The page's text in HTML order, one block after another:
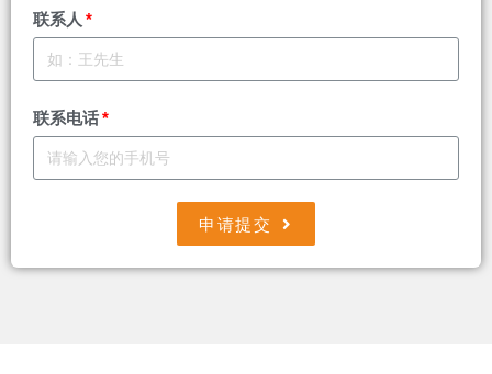
联系人
联系电话
申请提交